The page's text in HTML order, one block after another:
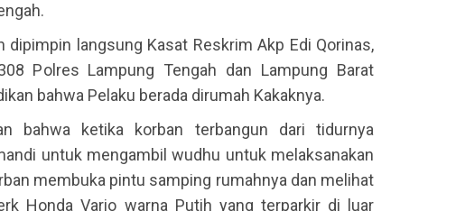
dipimpin langsung Kasat Reskrim Akp Edi Qorinas,
Polres Lampung Tengah dan Lampung Barat
bahwa Pelaku berada dirumah Kakaknya.
bahwa ketika korban terbangun dari tidurnya
untuk mengambil wudhu untuk melaksanakan
membuka pintu samping rumahnya dan melihat
Honda Vario warna Putih yang terparkir di luar